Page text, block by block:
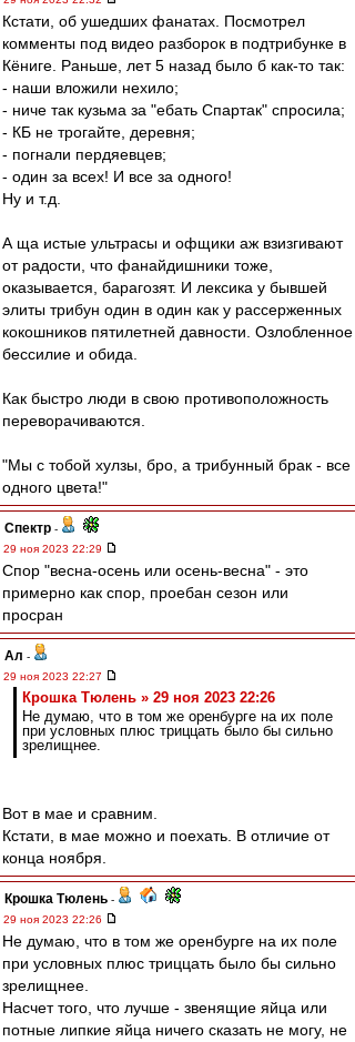
Кстати, об ушедших фанатах. Посмотрел
комменты под видео разборок в подтрибунке в
Кёниге. Раньше, лет 5 назад было б как-то так:
- наши вложили нехило;
- ниче так кузьма за "ебать Спартак" спросила;
- КБ не трогайте, деревня;
- погнали пердяевцев;
- один за всех! И все за одного!
Ну и т.д.
А ща истые ультрасы и офщики аж взизгивают
от радости, что фанайдишники тоже,
оказывается, барагозят. И лексика у бывшей
элиты трибун один в один как у рассерженных
кокошников пятилетней давности. Озлобленное
бессилие и обида.
Как быстро люди в свою противоположность
переворачиваются.
"Мы с тобой хулзы, бро, а трибунный брак - все
одного цвета!"
Спектр -
29 ноя 2023 22:29
Спор "весна-осень или осень-весна" - это
примерно как спор, проебан сезон или
просран
Ал -
29 ноя 2023 22:27
Крошка Тюлень » 29 ноя 2023 22:26
Не думаю, что в том же оренбурге на их поле
при условных плюс триццать было бы сильно
зрелищнее.
Вот в мае и сравним.
Кстати, в мае можно и поехать. В отличие от
конца ноября.
Крошка Тюлень -
29 ноя 2023 22:26
Не думаю, что в том же оренбурге на их поле
при условных плюс триццать было бы сильно
зрелищнее.
Насчет того, что лучше - звенящие яйца или
потные липкие яйца ничего сказать не могу, не